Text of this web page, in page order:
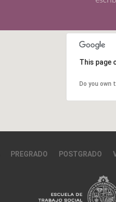
This page
Do you own
PREGRADO POSTGRADO